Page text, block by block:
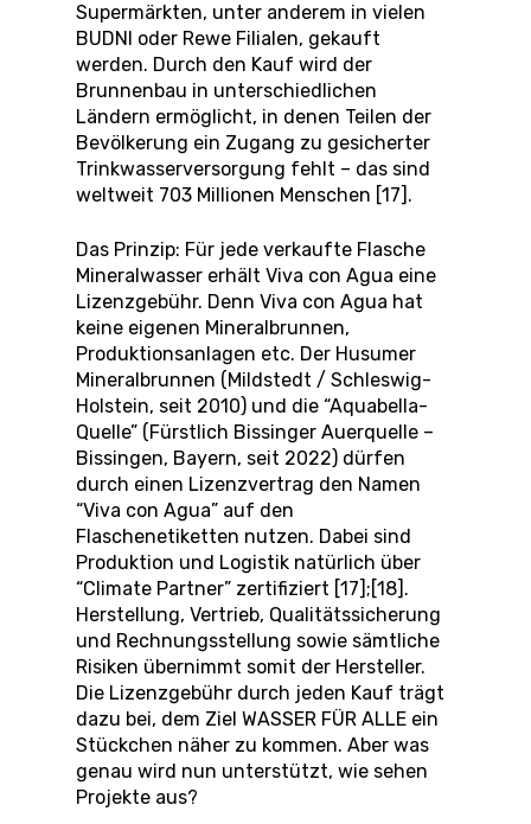
Supermärkten, unter anderem in vielen
BUDNI oder Rewe Filialen, gekauft
werden. Durch den Kauf wird der
Brunnenbau in unterschiedlichen
Ländern ermöglicht, in denen Teilen der
Bevölkerung ein Zugang zu gesicherter
Trinkwasserversorgung fehlt – das sind
weltweit 703 Millionen Menschen [17].
Das Prinzip: Für jede verkaufte Flasche
Mineralwasser erhält Viva con Agua eine
Lizenzgebühr. Denn Viva con Agua hat
keine eigenen Mineralbrunnen,
Produktionsanlagen etc. Der Husumer
Mineralbrunnen (Mildstedt / Schleswig-
Holstein, seit 2010) und die “Aquabella-
Quelle” (Fürstlich Bissinger Auerquelle –
Bissingen, Bayern, seit 2022) dürfen
durch einen Lizenzvertrag den Namen
“Viva con Agua” auf den
Flaschenetiketten nutzen. Dabei sind
Produktion und Logistik natürlich über
“Climate Partner” zertifiziert [17];[18].
Herstellung, Vertrieb, Qualitätssicherung
und Rechnungsstellung sowie sämtliche
Risiken übernimmt somit der Hersteller.
Die Lizenzgebühr durch jeden Kauf trägt
dazu bei, dem Ziel WASSER FÜR ALLE ein
Stückchen näher zu kommen. Aber was
genau wird nun unterstützt, wie sehen
Projekte aus?